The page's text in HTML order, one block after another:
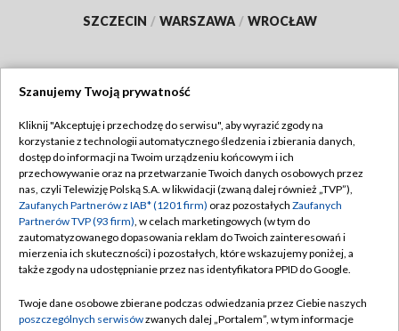
SZCZECIN / WARSZAWA / WROCŁAW
TVP
Abonament TVP
Emisja w TVP
Centrum informacji TVP
Naziemna Telewizja Cyfrowa
Rada Programowa
Regulamin TVP
Polityka prywatności
Moje zgody
Pomoc
Kontakt
Szanujemy Twoją prywatność
Kliknij "Akceptuję i przechodzę do serwisu", aby wyrazić zgody na
korzystanie z technologii automatycznego śledzenia i zbierania danych,
dostęp do informacji na Twoim urządzeniu końcowym i ich
przechowywanie oraz na przetwarzanie Twoich danych osobowych przez
nas, czyli Telewizję Polską S.A. w likwidacji (zwaną dalej również „TVP”),
Zaufanych Partnerów z IAB* (1201 firm) oraz pozostałych Zaufanych
Partnerów TVP (93 firm), w celach marketingowych (w tym do
zautomatyzowanego dopasowania reklam do Twoich zainteresowań i
mierzenia ich skuteczności) i pozostałych, które wskazujemy poniżej, a
także zgody na udostępnianie przez nas identyfikatora PPID do Google.
Twoje dane osobowe zbierane podczas odwiedzania przez Ciebie naszych
poszczególnych serwisówzwanych dalej „Portalem”, w tym informacje